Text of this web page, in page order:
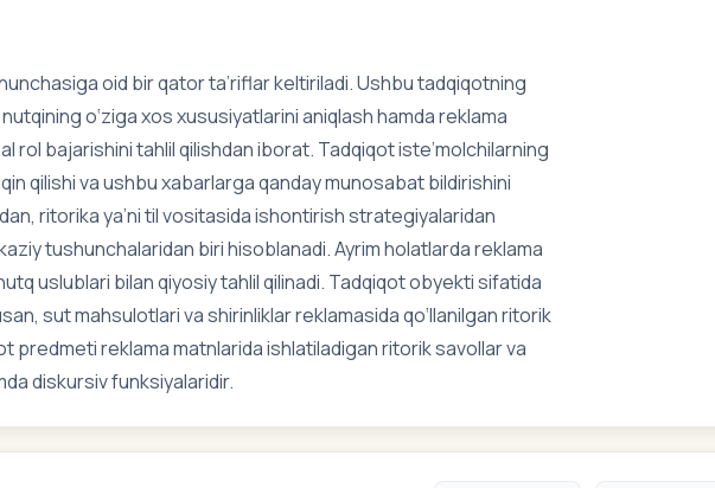
oid bir qator ta’riflar keltiriladi. Ushbu tadqiqotning
o‘ziga xos xususiyatlarini aniqlash hamda reklama
rol bajarishini tahlil qilishdan iborat. Tadqiqot iste’molchilarning
qilishi va ushbu xabarlarga qanday munosabat bildirishini
ritorika ya’ni til vositasida ishontirish strategiyalaridan
tushunchalaridan biri hisoblanadi. Ayrim holatlarda reklama
uslublari bilan qiyosiy tahlil qilinadi. Tadqiqot obyekti sifatida
sut mahsulotlari va shirinliklar reklamasida qo‘llanilgan ritorik
predmeti reklama matnlarida ishlatiladigan ritorik savollar va
diskursiv funksiyalaridir.